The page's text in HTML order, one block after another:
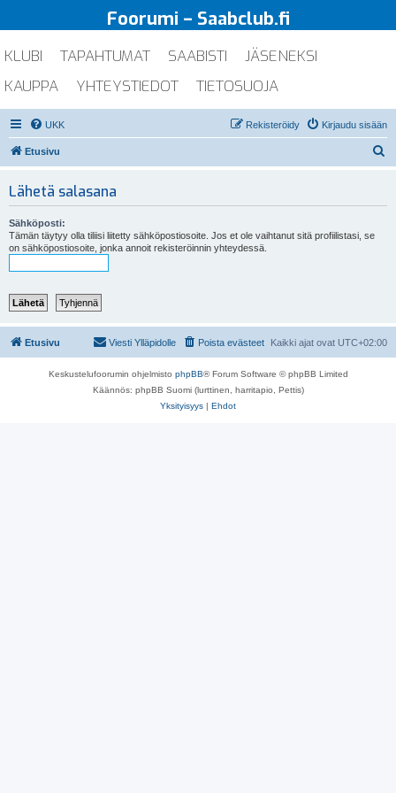
Foorumi – Saabclub.fi
KLUBI TAPAHTUMAT SAABISTI
JÄSENEKSI
KAUPPA
YHTEYSTIEDOT TIETOSUOJA
UKK Kirjaudu sisään
Rekisteröidy
Etusivu
Lähetä salasana
Sähköposti:
Tämän täytyy olla tiliisi liitetty sähköpostiosoite. Jos et ole vaihtanut sitä profiilistasi, se
on sähköpostiosoite, jonka annoit rekisteröinnin yhteydessä.
Etusivu Kaikki ajat ovat UTC+02:00
Poista evästeet
Viesti Ylläpidolle
Keskustelufoorumin ohjelmisto phpBB® Forum Software © phpBB Limited
Käännös: phpBB Suomi (lurttinen, harritapio, Pettis)
Yksityisyys | Ehdot